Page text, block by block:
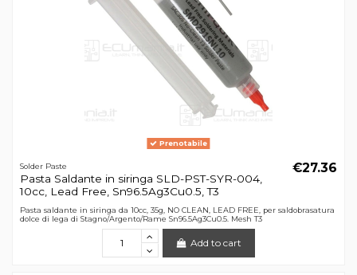
Prenotabile
Solder Paste
Pasta Saldante in siringa SLD-PST-SYR-004,
10cc, Lead Free, Sn96.5Ag3Cu0.5, T3
€27.36
Pasta saldante in siringa da 10cc, 35g, NO CLEAN, LEAD FREE, per saldobrasatura
dolce di lega di Stagno/Argento/Rame Sn96.5Ag3Cu0.5. Mesh T3
Add to cart